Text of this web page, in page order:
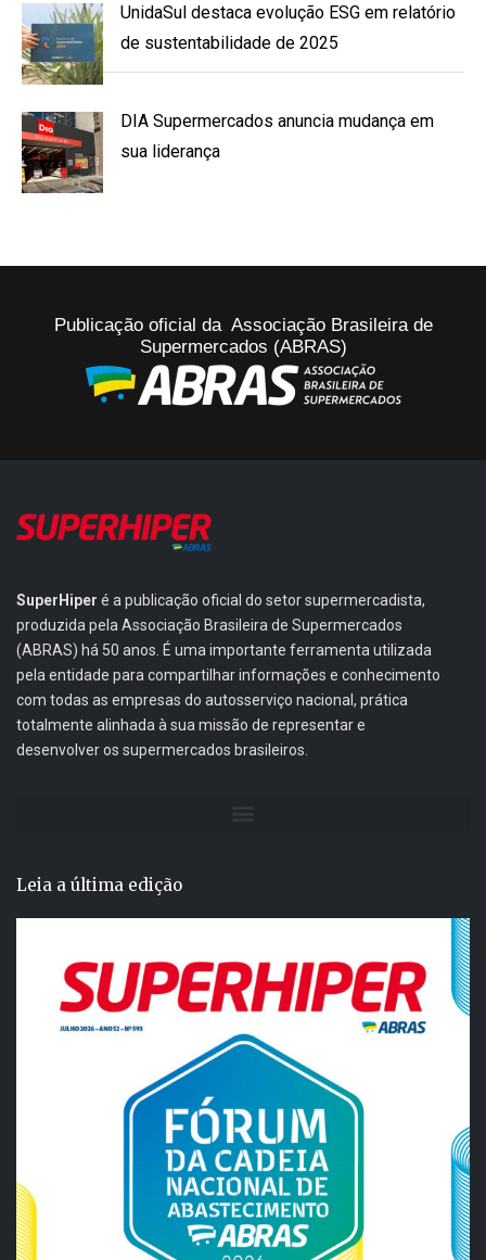
UnidaSul destaca evolução ESG em relatório
de sustentabilidade de 2025
DIA Supermercados anuncia mudança em
sua liderança
Publicação oficial da Associação Brasileira de
Supermercados (ABRAS)
SuperHiper é a publicação oficial do setor supermercadista,
produzida pela Associação Brasileira de Supermercados
(ABRAS) há 50 anos. É uma importante ferramenta utilizada
pela entidade para compartilhar informações e conhecimento
com todas as empresas do autosserviço nacional, prática
totalmente alinhada à sua missão de representar e
desenvolver os supermercados brasileiros.
Leia a última edição